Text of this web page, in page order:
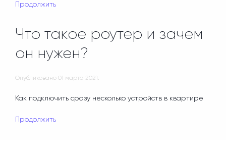
Продолжить
Что такое роутер и зачем
он нужен?
Опубликовано 01 марта 2021 .
Как подключить сразу несколько устройств в квартире
Продолжить